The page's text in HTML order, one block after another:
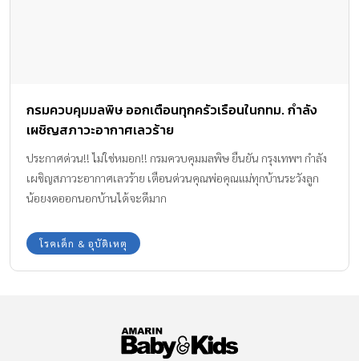
กรมควบคุมมลพิษ ออกเตือนทุกครัวเรือนในกทม. กำลัง
เผชิญสภาวะอากาศเลวร้าย
ประกาศด่วน!! ไม่ใช่หมอก!! กรมควบคุมมลพิษ ยืนยัน กรุงเทพฯ กำลัง
เผชิญสภาวะอากาศเลวร้าย เตือนด่วนคุณพ่อคุณแม่ทุกบ้านระวังลูก
น้อยงดออกนอกบ้านได้จะดีมาก
โรคเด็ก & อุบัติเหตุ